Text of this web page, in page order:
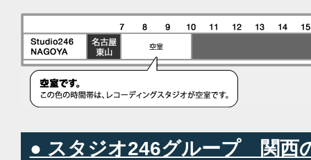
● スタジオ246グループ 関西